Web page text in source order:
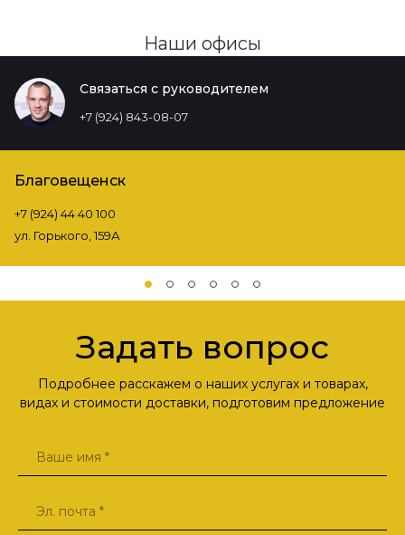
Наши офисы
Связаться с руководителем
+7 (924) 843-08-07
Благовещенск
+7 (924) 44 40 100
ул. Горького, 159А
Задать вопрос
Подробнее расскажем о наших услугах и товарах,
видах и стоимости доставки, подготовим предложение